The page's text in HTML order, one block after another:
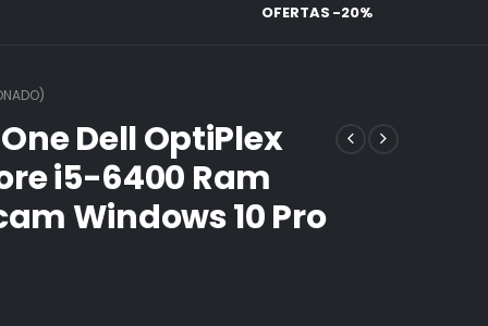
OFERTAS -20%
Dell OptiPlex
i5-6400 Ram
Windows 10 Pro